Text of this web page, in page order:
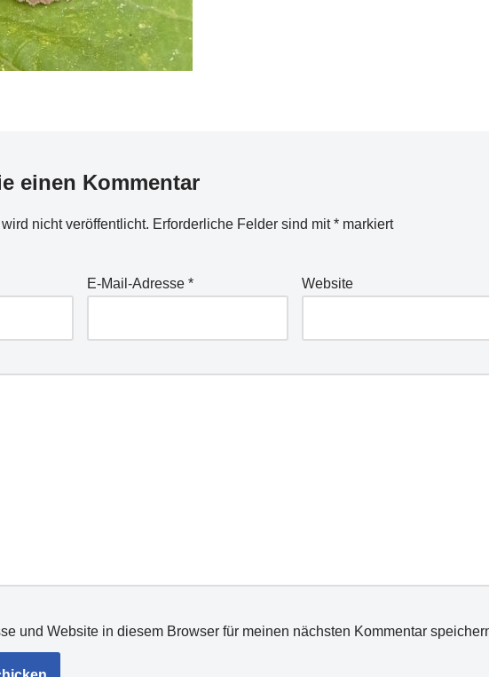
einen Kommentar
nicht veröffentlicht. Erforderliche Felder sind mit* markiert
E-Mail-Adresse* Website
und Website in diesem Browser für meinen nächsten Kommentar